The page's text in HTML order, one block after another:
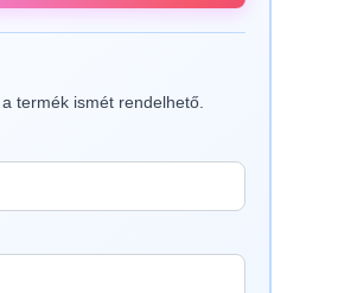
termék ismét rendelhető.